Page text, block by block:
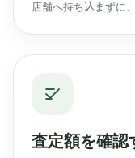
店舗へ持ち込まずに
査定額を確認